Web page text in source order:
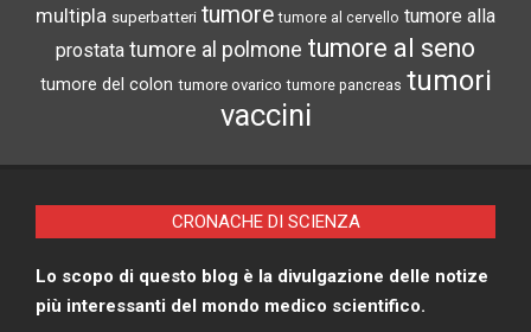
multipla superbatteri tumore tumore al cervello tumore alla
prostata tumore al polmone tumore al seno
tumore del colon tumore ovarico tumore pancreas tumori
vaccini
CRONACHE DI SCIENZA
Lo scopo di questo blog è la divulgazione delle notize
più interessanti del mondo medico scientifico.